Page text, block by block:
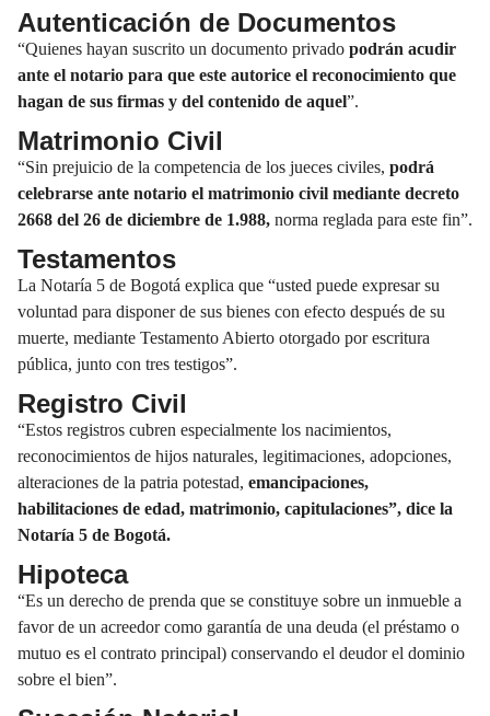
Autenticación de Documentos
“Quienes hayan suscrito un documento privado podrán acudir
ante el notario para que este autorice el reconocimiento que
hagan de sus firmas y del contenido de aquel”.
Matrimonio Civil
“Sin prejuicio de la competencia de los jueces civiles, podrá
celebrarse ante notario el matrimonio civil mediante decreto
2668 del 26 de diciembre de 1.988, norma reglada para este fin”.
Testamentos
La Notaría 5 de Bogotá explica que “usted puede expresar su
voluntad para disponer de sus bienes con efecto después de su
muerte, mediante Testamento Abierto otorgado por escritura
pública, junto con tres testigos”.
Registro Civil
“Estos registros cubren especialmente los nacimientos,
reconocimientos de hijos naturales, legitimaciones, adopciones,
alteraciones de la patria potestad, emancipaciones,
habilitaciones de edad, matrimonio, capitulaciones”, dice la
Notaría 5 de Bogotá.
Hipoteca
“Es un derecho de prenda que se constituye sobre un inmueble a
favor de un acreedor como garantía de una deuda (el préstamo o
mutuo es el contrato principal) conservando el deudor el dominio
sobre el bien”.